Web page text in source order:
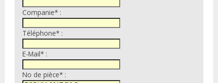
Companie* :
Téléphone* :
E-Mail* :
No de pièce* :